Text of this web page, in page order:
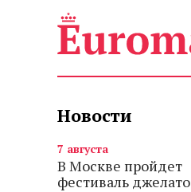
Новости
7 августа
В Москве пройдет
фестиваль джелато